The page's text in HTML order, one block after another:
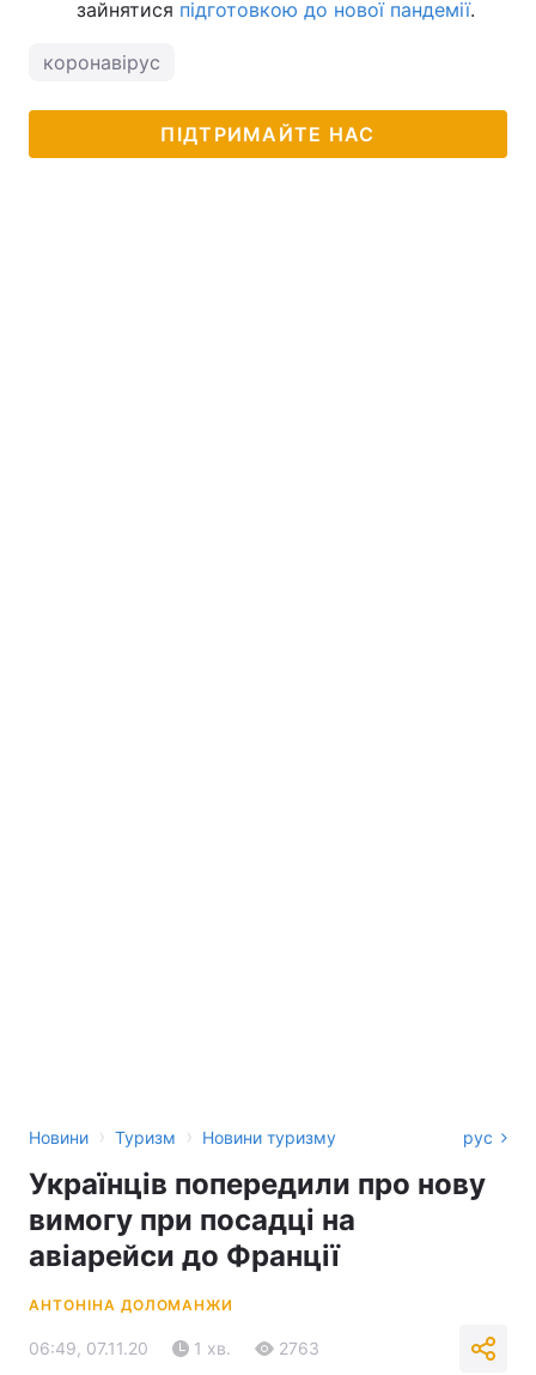
зайнятися підготовкою до нової пандемії.
коронавірус
ПІДТРИМАЙТЕ НАС
Новини › Туризм › Новини туризму рус
Українців попередили про нову
вимогу при посадці на
авіарейси до Франції
АНТОНІНА ДОЛОМАНЖИ
06:49, 07.11.20 1 хв. 2763